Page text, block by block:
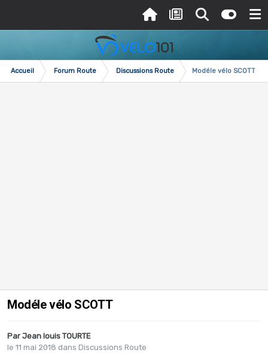
Accueil Forum Route Discussions Route Modéle vélo SCOTT
Modéle vélo SCOTT
Par Jean louis TOURTE
le 11 mai 2018 dans Discussions Route